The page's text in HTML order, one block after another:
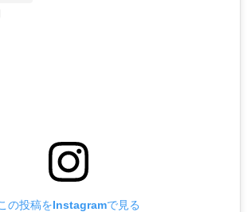
の投稿をInstagramで見る